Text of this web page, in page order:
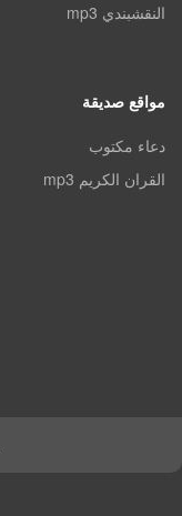
النقشبندي mp3
مواقع صديقة
دعاء مكتوب
القران الكريم mp3